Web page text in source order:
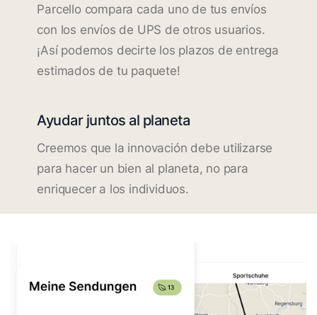
Parcello compara cada uno de tus envíos
con los envíos de UPS de otros usuarios.
¡Así podemos decirte los plazos de entrega
estimados de tu paquete!
Ayudar juntos al planeta
Creemos que la innovación debe utilizarse
para hacer un bien al planeta, no para
enriquecer a los individuos.